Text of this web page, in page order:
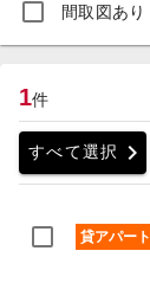
間取図あり
1件
すべて選択 chevron_right
貸アパート